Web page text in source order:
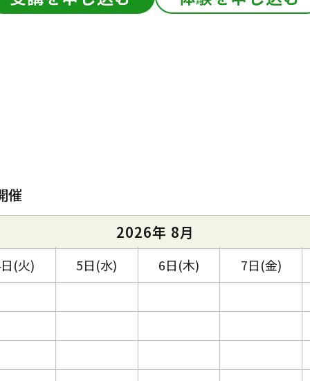
催
2026年 8月
(火) 5日(水) 6日(木) 7日(金)